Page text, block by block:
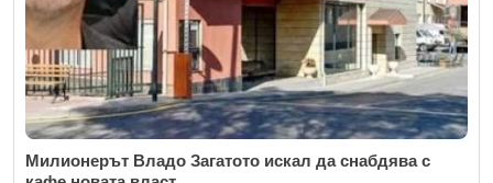
Милионерът Владо Загатото искал да снабдява с